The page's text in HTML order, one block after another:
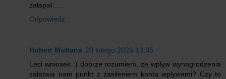
załapał…..
Odpowiedz
Hubert Multana 20 lutego 2026 13:35
Leci wniosek :) dobrze rozumiem, ze wplyw wynagrodzenia
zalatwia nam punkt z zasileniem konta wplywami? Czy to